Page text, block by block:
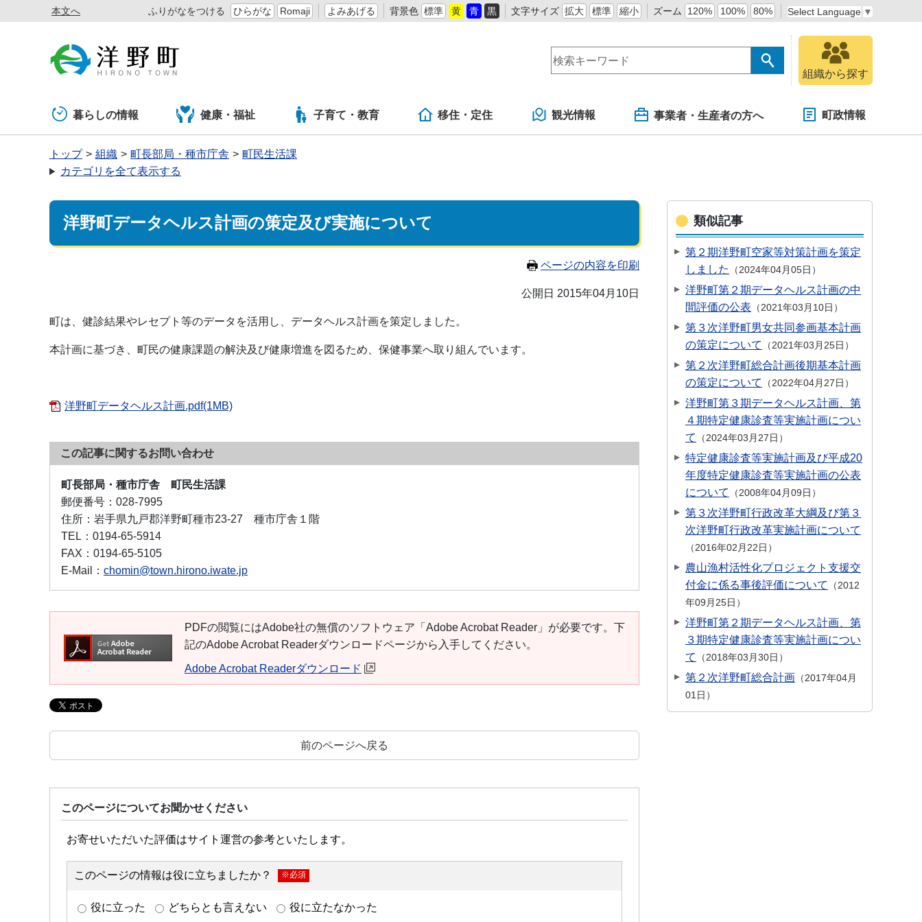
本文へ ふりがなをつける ひらがな Romaji よみあげる 背景色 標準 黄 青 黒 文字サイズ 拡大 標準 縮小 ズーム 120% 100% 80% Select Language ▼
組織から探す
暮らしの情報 健康・福祉 子育て・教育 移住・定住 観光情報 事業者・生産者の方へ 町政情報
トップ 組織 町長部局・種市庁舎
町民生活課
カテゴリを全て表示する
洋野町データヘルス計画の策定及び実施について
ページの内容を印刷
公開日 2015年04月10日
町は、健診結果やレセプト等のデータを活用し、データヘルス計画を策定しました。
本計画に基づき、町民の健康課題の解決及び健康増進を図るため、保健事業へ取り組んでいます。
洋野町データヘルス計画.pdf(1MB)
この記事に関するお問い合わせ
町長部局・種市庁舎 町民生活課
郵便番号： 028-7995
住所： 岩手県九戸郡洋野町種市23-27 種市庁舎１階
TEL： 0194-65-5914
FAX： 0194-65-5105
E-Mail： chomin@town.hirono.iwate.jp
PDFの閲覧にはAdobe社の無償のソフトウェア「Adobe Acrobat Reader」が必要です。下
記のAdobe Acrobat Readerダウンロードページから入手してください。
Adobe Acrobat Readerダウンロード
前のページへ戻る
このページについてお聞かせください
類似記事
第２期洋野町空家等対策計画を策定
しました
2024年04月05日
洋野町第２期データヘルス計画の中
間評価の公表
2021年03月10日
第３次洋野町男女共同参画基本計画
の策定について
2021年03月25日
第２次洋野町総合計画後期基本計画
の策定について
2022年04月27日
洋野町第３期データヘルス計画、第
４期特定健康診査等実施計画につい
て
2024年03月27日
特定健康診査等実施計画及び平成20
年度特定健康診査等実施計画の公表
について
2008年04月09日
第３次洋野町行政改革大綱及び第３
次洋野町行政改革実施計画について
2016年02月22日
農山漁村活性化プロジェクト支援交
付金に係る事後評価について
2012
年09月25日
洋野町第２期データヘルス計画、第
３期特定健康診査等実施計画につい
て
2018年03月30日
第２次洋野町総合計画
2017年04月
01日